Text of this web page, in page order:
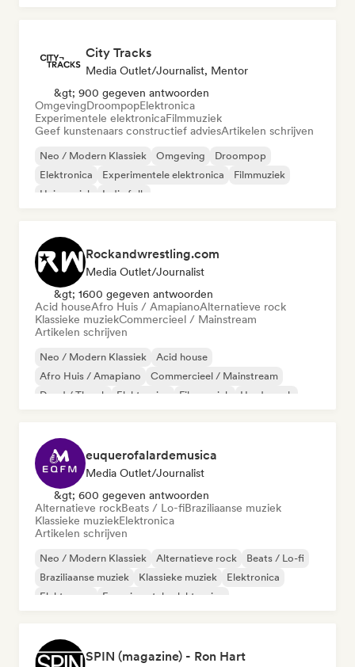
City Tracks
Media Outlet/Journalist, Mentor
&gt; 900 gegeven antwoorden
OmgevingDroompopElektronica
Experimentele elektronicaFilmmuziek
Geef kunstenaars constructief adviesArtikelen schrijven
Neo / Modern Klassiek Omgeving
Droompop
Elektronica
Experimentele elektronica
Filmmuziek
Huismuziek
Indie folk
Rockandwrestling.com
Media Outlet/Journalist
&gt; 1600 gegeven antwoorden
Acid houseAfro Huis / AmapianoAlternatieve rock
Klassieke muziekCommercieel / Mainstream
Artikelen schrijven
Neo / Modern Klassiek
Acid house
Afro Huis / Amapiano
Commercieel / Mainstream
Dood / Thrash
Elektronica Filmmuziek Harde rock
euquerofalardemusica
Media Outlet/Journalist
&gt; 600 gegeven antwoorden
Alternatieve rockBeats / Lo-fiBraziliaanse muziek
Klassieke muziekElektronica
Artikelen schrijven
Neo / Modern Klassiek Alternatieve rock
Beats / Lo-fi
Braziliaanse muziek
Klassieke muziek
Elektronica
Elektropop
Experimentele elektronica
SPIN (magazine) - Ron Hart